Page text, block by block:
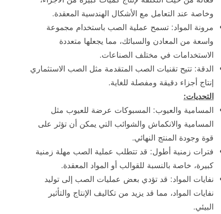
وخاصة عند التعامل مع الأشكال الهندسية المعقدة.
مرونة المواد: تسمح عملية الصب باستخدام مجموعة
واسعة من المعادن والسبائك، مما يجعلها متعددة
الاستخدامات في مختلف الصناعات.
الدقة: تتيح تقنيات الصب المتقدمة مثل الصب الاستثماري
إنتاج أجزاء دقيقة ومفصلة للغاية.
التحديات:
المسامية والعيوب: المسبوكات عرضة للعيوب مثل
المسامية والانكماش والشوائب التي يمكن أن تؤثر على
قوة وجودة المنتج النهائي.
فترات زمنية أطول: قد تتطلب عملية الصب مهلة زمنية
كبيرة، خاصة بالنسبة للقوالب أو المواد المعقدة.
نفايات المواد: قد تؤدي بعض عمليات الصب إلى توليد
نفايات المواد، مما قد يزيد من تكاليف الإنتاج والتأثير
البيئي.